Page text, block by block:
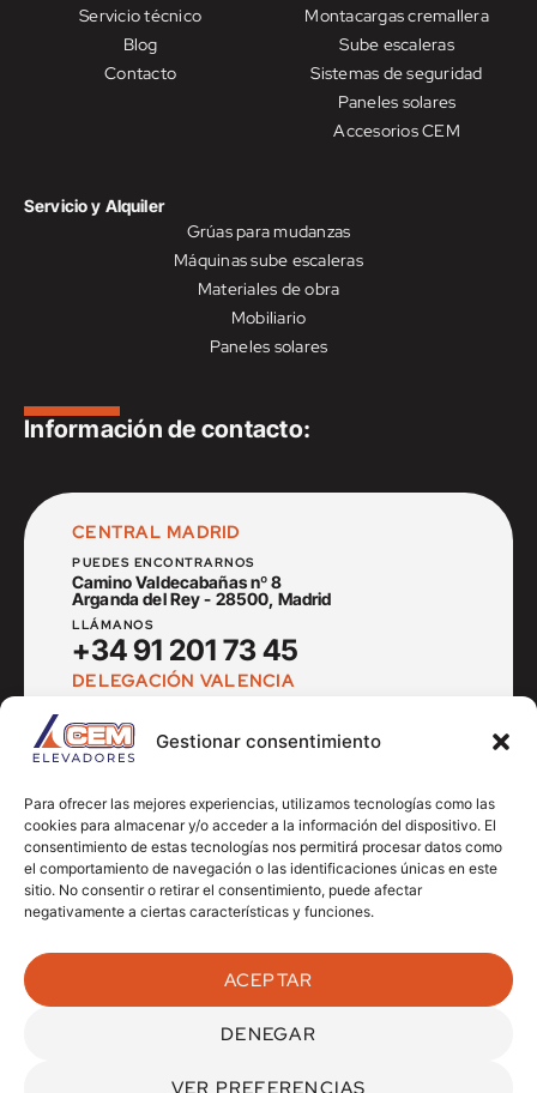
Gestionar consentimiento
Para ofrecer las mejores experiencias, utilizamos tecnologías como las
cookies para almacenar y/o acceder a la información del dispositivo. El
consentimiento de estas tecnologías nos permitirá procesar datos como
el comportamiento de navegación o las identificaciones únicas en este
sitio. No consentir o retirar el consentimiento, puede afectar
negativamente a ciertas características y funciones.
ACEPTAR
DENEGAR
VER PREFERENCIAS
Servicio técnico
Blog
Contacto
Montacargas cremallera
Sube escaleras
Sistemas de seguridad
Paneles solares
Accesorios CEM
Servicio y Alquiler
Grúas para mudanzas
Máquinas sube escaleras
Materiales de obra
Mobiliario
Paneles solares
Información de contacto:
CENTRAL MADRID
PUEDES ENCONTRARNOS
Camino Valdecabañas nº 8
Arganda del Rey - 28500, Madrid
LLÁMANOS
+34 91 201 73 45
DELEGACIÓN VALENCIA
Av. del Cid nº 14
Museros - 46136, Valencia
+34 666 905 119
Síguenos en nuestras redes:
CEM Elevadores ©2026 Todos los derechos reservados.